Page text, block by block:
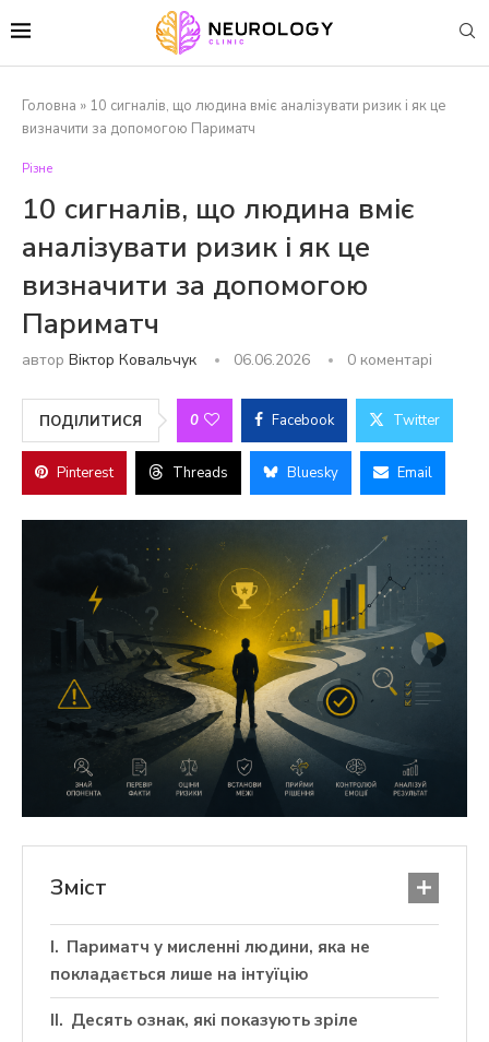
Головна » 10 сигналів, що людина вміє аналізувати ризик і як це
визначити за допомогою Париматч
Різне
10 сигналів, що людина вміє
аналізувати ризик і як це
визначити за допомогою
Париматч
автор Віктор Ковальчук 06.06.2026 0 коментарі
ПОДІЛИТИСЯ 0 Facebook Twitter
Pinterest Threads Bluesky Email
Зміст
Париматч у мисленні людини, яка не
покладається лише на інтуїцію
Десять ознак, які показують зріле